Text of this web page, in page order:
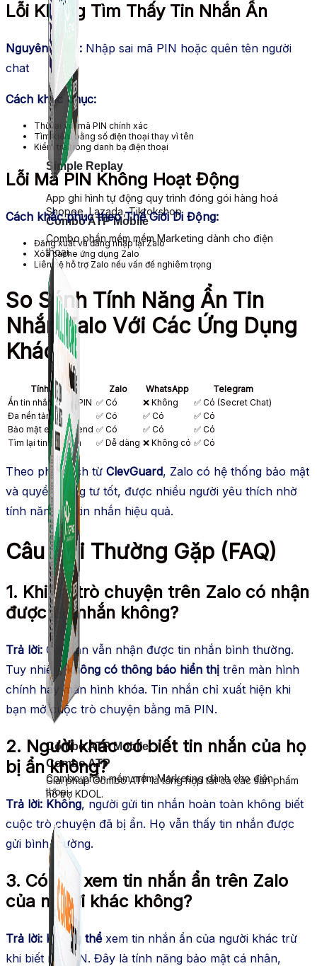
Combo ATP Mobile
Combo phần mềm mềm Marketing dành cho điện
thoại.
Combo ATP
Giải pháp Combo ATP là tổng hợp tất cả các sản phẩm
hỗ trợ KDOL.
Simple Replay
App ghi hình tự động quy trình đóng gói hàng hoá
Shopee, Lazada, Tiktokshop
Combo ATP Mobile
Combo phần mềm mềm Marketing dành cho điện
thoại.
Lỗi Không Tìm Thấy Tin Nhắn Ẩn
Nguyên nhân: Nhập sai mã PIN hoặc quên tên người
chat
Cách khắc phục:
Thử lại với mã PIN chính xác
Tìm kiếm bằng số điện thoại thay vì tên
Kiểm tra trong danh bạ điện thoại
Lỗi Mã PIN Không Hoạt Động
Cách khắc phục theo Thế Giới Di Động:
Đăng xuất và đăng nhập lại Zalo
Xóa cache ứng dụng Zalo
Liên hệ hỗ trợ Zalo nếu vấn đề nghiêm trọng
So Sánh Tính Năng Ẩn Tin
Nhắn Zalo Với Các Ứng Dụng
Khác
Tính năng Zalo WhatsApp
Telegram
Ẩn tin nhắn bằng PIN ✅ Có ❌ Không
✅ Có (Secret Chat)
Đa nền tảng
✅ Có ✅ Có
✅ Có
Bảo mật end-to-end ✅ Có ✅ Có
✅ Có
Tìm lại tin nhắn ẩn
✅ Dễ dàng ❌ Không có ✅ Có
Theo phân tích từ ClevGuard, Zalo có hệ thống bảo mật
và quyền riêng tư tốt, được nhiều người yêu thích nhờ
tính năng ẩn tin nhắn hiệu quả.
Câu Hỏi Thường Gặp (FAQ)
1. Khi ẩn trò chuyện trên Zalo có nhận
được tin nhắn không?
Trả lời: Có, bạn vẫn nhận được tin nhắn bình thường.
Tuy nhiên,không có thông báo hiển thị trên màn hình
chính hay màn hình khóa. Tin nhắn chỉ xuất hiện khi
bạn mở cuộc trò chuyện bằng mã PIN.
2. Người khác có biết tin nhắn của họ
bị ẩn không?
Trả lời: Không, người gửi tin nhắn hoàn toàn không biết
cuộc trò chuyện đã bị ẩn. Họ vẫn thấy tin nhắn được
gửi bình thường.
3. Có thể xem tin nhắn ẩn trên Zalo
của người khác không?
Trả lời: Không thểxem tin nhắn ẩn của người khác trừ
khi biết mã PIN. Đây là tính năng bảo mật cá nhân,